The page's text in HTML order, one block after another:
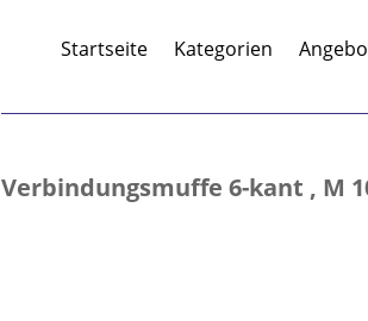
Startseite Kategorien
Verbindungsmuffe 6-kant , M